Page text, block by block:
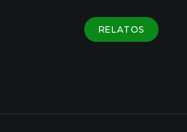
RELATOS